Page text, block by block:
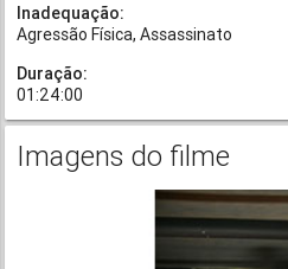
Inadequação:
Agressão Física Assassinato
Duração:
01:24:00
Imagens do filme